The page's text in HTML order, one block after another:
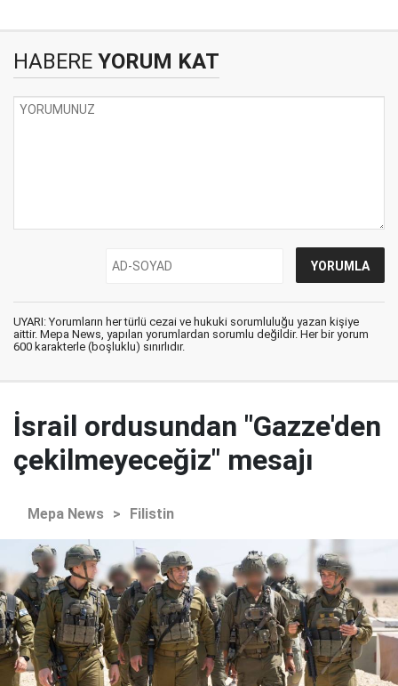
HABERE YORUM KAT
UYARI: Yorumların her türlü cezai ve hukuki sorumluluğu yazan kişiye
aittir. Mepa News, yapılan yorumlardan sorumlu değildir. Her bir yorum
600 karakterle (boşluklu) sınırlıdır.
İsrail ordusundan "Gazze'den
çekilmeyeceğiz" mesajı
Mepa News > Filistin